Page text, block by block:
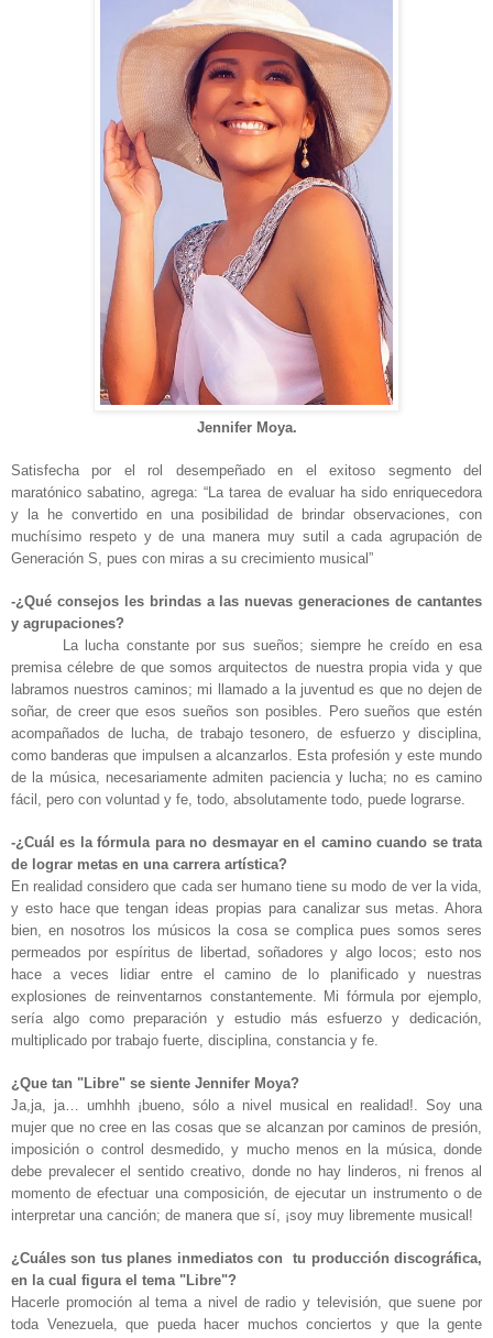
Jennifer Moya.
Satisfecha por el rol desempeñado en el exitoso segmento del
maratónico sabatino, agrega: “La tarea de evaluar ha sido enriquecedora
y la he convertido en una posibilidad de brindar observaciones, con
muchísimo respeto y de una manera muy sutil a cada agrupación de
Generación S, pues con miras a su crecimiento musical”
-¿Qué consejos les brindas a las nuevas generaciones de cantantes
y agrupaciones?
La lucha constante por sus sueños; siempre he creído en esa
premisa célebre de que somos arquitectos de nuestra propia vida y que
labramos nuestros caminos; mi llamado a la juventud es que no dejen de
soñar, de creer que esos sueños son posibles. Pero sueños que estén
acompañados de lucha, de trabajo tesonero, de esfuerzo y disciplina,
como banderas que impulsen a alcanzarlos. Esta profesión y este mundo
de la música, necesariamente admiten paciencia y lucha; no es camino
fácil, pero con voluntad y fe, todo, absolutamente todo, puede lograrse.
-¿Cuál es la fórmula para no desmayar en el camino cuando se trata
de lograr metas en una carrera artística?
En realidad considero que cada ser humano tiene su modo de ver la vida,
y esto hace que tengan ideas propias para canalizar sus metas. Ahora
bien, en nosotros los músicos la cosa se complica pues somos seres
permeados por espíritus de libertad, soñadores y algo locos; esto nos
hace a veces lidiar entre el camino de lo planificado y nuestras
explosiones de reinventarnos constantemente. Mi fórmula por ejemplo,
sería algo como preparación y estudio más esfuerzo y dedicación,
multiplicado por trabajo fuerte, disciplina, constancia y fe.
¿Que tan "Libre" se siente Jennifer Moya?
Ja,ja, ja… umhhh ¡bueno, sólo a nivel musical en realidad!. Soy una
mujer que no cree en las cosas que se alcanzan por caminos de presión,
imposición o control desmedido, y mucho menos en la música, donde
debe prevalecer el sentido creativo, donde no hay linderos, ni frenos al
momento de efectuar una composición, de ejecutar un instrumento o de
interpretar una canción; de manera que sí, ¡soy muy libremente musical!
¿Cuáles son tus planes inmediatos con tu producción discográfica,
en la cual figura el tema "Libre"?
Hacerle promoción al tema a nivel de radio y televisión, que suene por
toda Venezuela, que pueda hacer muchos conciertos y que la gente